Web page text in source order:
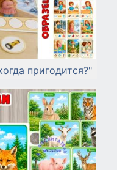
пригодится?"